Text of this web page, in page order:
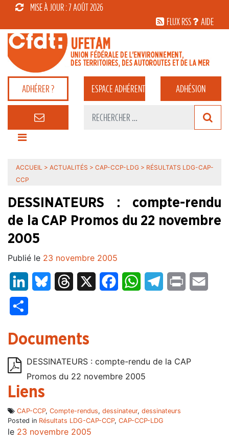
MISE À JOUR : 7 AOÛT 2026
FLUX RSS
AIDE
ADHÉRER ? ESPACEADHÉRENT ADHÉSION
ACCUEIL > ACTUALITÉS > CAP-CCP-LDG > RÉSULTATS LDG-CAP-
CCP
DESSINATEURS : compte-rendu
de la CAP Promos du 22 novembre
2005
Publié le 23 novembre 2005
LinkedInBluesky Threads FacebookWhatsAppTelegram
Print
Documents
DESSINATEURS : compte-rendu de la CAP
Promos du 22 novembre 2005
Liens
CAP-CCP, Compte-rendus, dessinateur, dessinateurs
Posted in Résultats LDG-CAP-CCP, CAP-CCP-LDG
le 23 novembre 2005